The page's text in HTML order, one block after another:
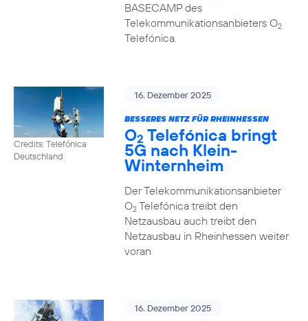
BASECAMP des
Telekommunikationsanbieters O2
Telefónica.
Credits: Telefónica
Deutschland
16. Dezember 2025
BESSERES NETZ FÜR RHEINHESSEN
O2 Telefónica bringt
5G nach Klein-
Winternheim
Der Telekommunikationsanbieter
O2Telefónica treibt den
Netzausbau auch treibt den
Netzausbau in Rheinhessen weiter
voran
16. Dezember 2025